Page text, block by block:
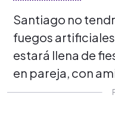
Santiago no
fuegos
estará llena de
en pareja, con